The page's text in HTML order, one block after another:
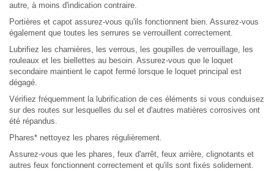
autre, à moins d'indication contraire.
Portières et capot assurez-vous qu'ils fonctionnent bien. Assurez-vous
également que toutes les serrures se verrouillent correctement.
Lubrifiez les charnières, les verrous, les goupilles de verrouillage, les
rouleaux et les biellettes au besoin. Assurez-vous que le loquet
secondaire maintient le capot fermé lorsque le loquet principal est
dégagé.
Vérifiez fréquemment la lubrification de ces éléments si vous conduisez
sur des routes sur lesquelles du sel et d'autres matières corrosives ont
été répandus.
Phares* nettoyez les phares régulièrement.
Assurez-vous que les phares, feux d'arrêt, feux arrière, clignotants et
autres feux fonctionnent correctement et qu'ils sont fixés solidement.